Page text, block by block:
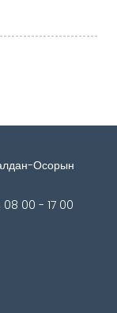
Осорын
08 00 - 17 00